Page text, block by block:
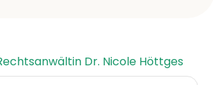
Dr. Nicole Höttges